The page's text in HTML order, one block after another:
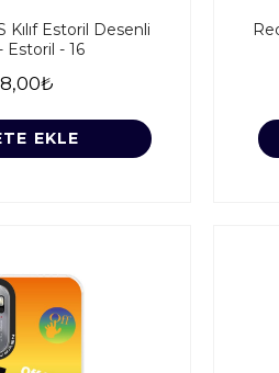
Estoril Desenli
Estoril - 16
EKLE